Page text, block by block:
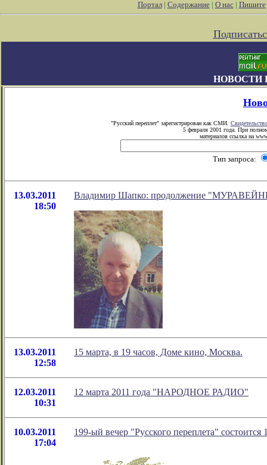
Портал| Содержание| О нас| Пишите
НОВОСТИ
"Русский переплет" зарегистрирован как СМИ. Свидетельство
5 февраля 2001 года. При
материалов ссылка на
Тип запроса:
13.03.2011
18:50
Владимир Шапко: продолжение
13.03.2011
12:58
15 марта, в 19 часов, Доме кино, Москва.
12.03.2011
10:31
12 марта 2011 года "НАРОДНОЕ РАДИО"
10.03.2011
17:04
199-ый вечер "Русского переплета"